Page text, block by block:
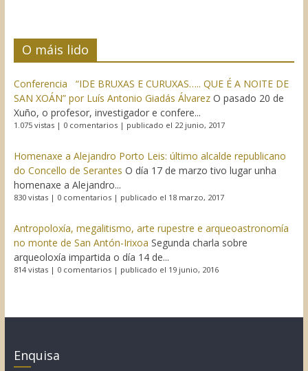
O máis lido
Conferencia “IDE BRUXAS E CURUXAS….. QUE É A NOITE DE
SAN XOÁN” por Luís Antonio Giadás Álvarez O pasado 20 de
Xuño, o profesor, investigador e confere...
1.075 vistas| 0 comentarios| publicado el 22 junio, 2017
Homenaxe a Alejandro Porto Leis: último alcalde republicano
do Concello de Serantes O día 17 de marzo tivo lugar unha
homenaxe a Alejandro...
830 vistas| 0 comentarios| publicado el 18 marzo, 2017
Antropoloxía, megalitismo, arte rupestre e arqueoastronomía
no monte de San Antón-Irixoa Segunda charla sobre
arqueoloxía impartida o día 14 de...
814 vistas| 0 comentarios| publicado el 19 junio, 2016
Enquisa